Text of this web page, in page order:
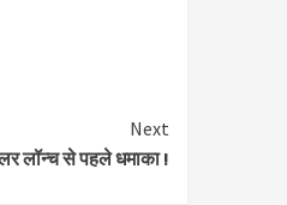
Next
लॉन्‍च से पहले धमाका !